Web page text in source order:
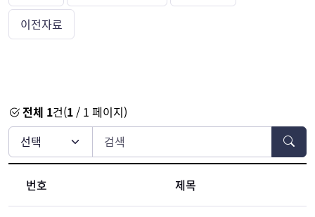
이전자료
전체 1건(1/ 1 페이지)
번호 제목